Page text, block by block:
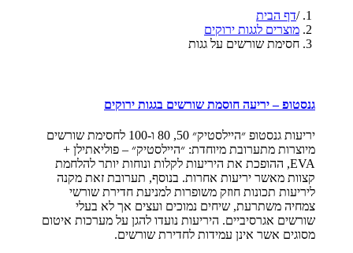
דף הבית
מוצרים לגגות ירוקים
חסימת שורשים על גגות
גנסטופ – יריעה חוסמת שורשים בגגות ירוקים
יריעות גנסטופ ״היילסטיק״ 50, 80 ו-100 לחסימת שורשים
מיוצרות מתערובת מיוחדת: ״היילסטיק״ – פוליאתילן +
EVA, ההופכת את היריעות לקלות ונוחות יותר להלחמת
קצוות מאשר יריעות אחרות. בנוסף, תערובת זאת מקנה
ליריעות תכונות חוזק משופרות למניעת חדירת שורשי
צמחיה משתרעת, שיחים נמוכים ועצים אך לא בעלי
שורשים אגרסיביים. היריעות נועדו להגן על מערכות איטום
מסוגים אשר אינן עמידות לחדירת שורשים.